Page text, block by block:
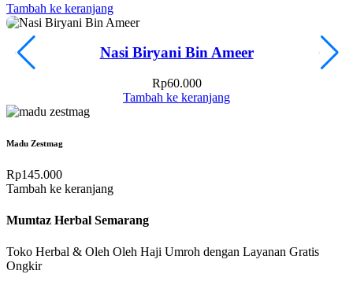
Tambah ke keranjang
Nasi Biryani Bin Ameer
Rp60.000
Tambah ke keranjang
Madu Zestmag
Rp145.000
Tambah ke keranjang
Mumtaz Herbal Semarang
Toko Herbal & Oleh Oleh Haji Umroh dengan Layanan Gratis
Ongkir